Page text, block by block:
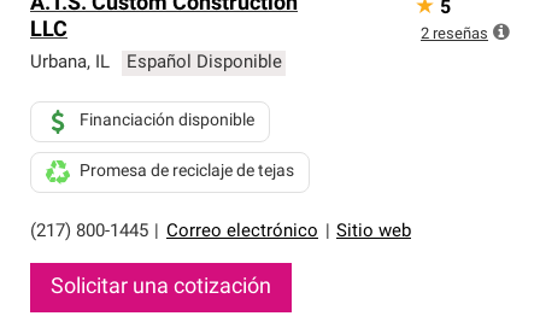
LLC
Urbana, IL Español Disponible
(217) 800-1445 Correo electrónico Sitio web
Financiación disponible
Promesa de reciclaje de tejas
Solicitar una cotización
★ 5
2 reseñas